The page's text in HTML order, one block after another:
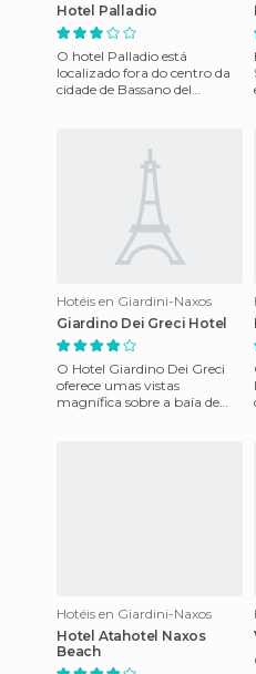
Hotel Palladio
O hotel Palladio está
localizado fora do centro da
cidade de Bassano del
Hotéis en Giardini-Naxos
Giardino Dei Greci Hotel
O Hotel Giardino Dei Greci
oferece umas vistas
magnífica sobre a baía de
Hotéis en Giardini-Naxos
Hotel Atahotel Naxos
Beach